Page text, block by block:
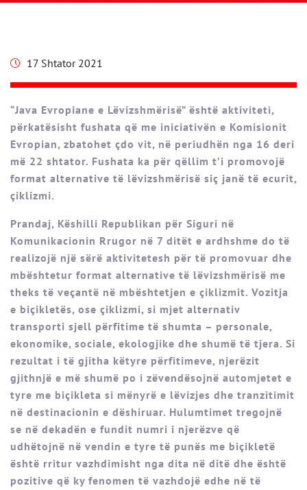
17 Shtator 2021
“Java Evropiane e Lëvizshmërisë” është aktiviteti,
përkatësisht fushata që me iniciativën e Komisionit
Evropian, zbatohet çdo vit, në periudhën nga 16 deri
më 22 shtator. Fushata ka për qëllim t’i promovojë
format alternative të lëvizshmërisë siç janë të ecurit,
çiklizmi.
Prandaj, Këshilli Republikan për Siguri në
Komunikacionin Rrugor në 7 ditët e ardhshme do të
realizojë një sërë aktivitetesh për të promovuar dhe
mbështetur format alternative të lëvizshmërisë me
theks të veçantë në mbështetjen e çiklizmit. Vozitja
e biçikletës, ose çiklizmi, si mjet alternativ
transporti sjell përfitime të shumta – personale,
ekonomike, sociale, ekologjike dhe shumë të tjera. Si
rezultat i të gjitha këtyre përfitimeve, njerëzit
gjithnjë e më shumë po i zëvendësojnë automjetet e
tyre me biçikleta si mënyrë e lëvizjes dhe tranzitimit
në destinacionin e dëshiruar. Hulumtimet tregojnë
se në dekadën e fundit numri i njerëzve që
udhëtojnë në vendin e tyre të punës me biçikletë
është rritur vazhdimisht nga dita në ditë dhe është
pozitive që ky fenomen të vazhdojë edhe në të